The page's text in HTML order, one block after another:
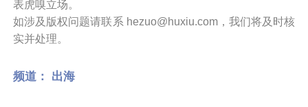
表虎嗅立场。
如涉及版权问题请联系 hezuo@huxiu.com，我们将及时核
实并处理。
频道： 出海